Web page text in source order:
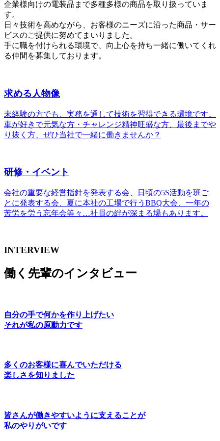
企業様向けの電装品まで多種多様の商品を取り扱っていま
す。
日々技術を高めながら、お客様のニーズに沿った商品・サー
ビスのご提供に努めてまいりました。
手に職を付けられる環境で、向上心を持ち一緒に働いてくれ
る仲間を募集しております。
求める人物像
未経験の方でも、実務を通して技術を習得できる環境です。
車が好きで元気な方・チャレンジ精神旺盛な方、最後までや
り抜く方、ぜひ当社で一緒に働きませんか？
研修・イベント
会社の重要な経営指針を発表する会、日頃の5S活動を班ご
とに発表する会、夏に本社の工場で行うBBQ大会、一年の
苦労を労う忘年会等々…社員の絆が深まる場もあります。
INTERVIEW
働く先輩のインタビュー
自分の手で何かを作り上げたい
それが私の原動力です
多くのお客様に喜んでいただける
楽しさを知りました
皆さんが働きやすいように支えることが
私のやりがいです